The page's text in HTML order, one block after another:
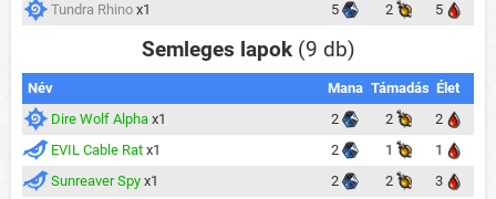
Tundra Rhino x1 5 2 5
Semleges lapok (9 db)
Név Mana Támadás Élet
Dire Wolf Alpha x1 2 2
2
EVIL Cable Rat x1 2 1
1
Sunreaver Spy x1 2 2 3